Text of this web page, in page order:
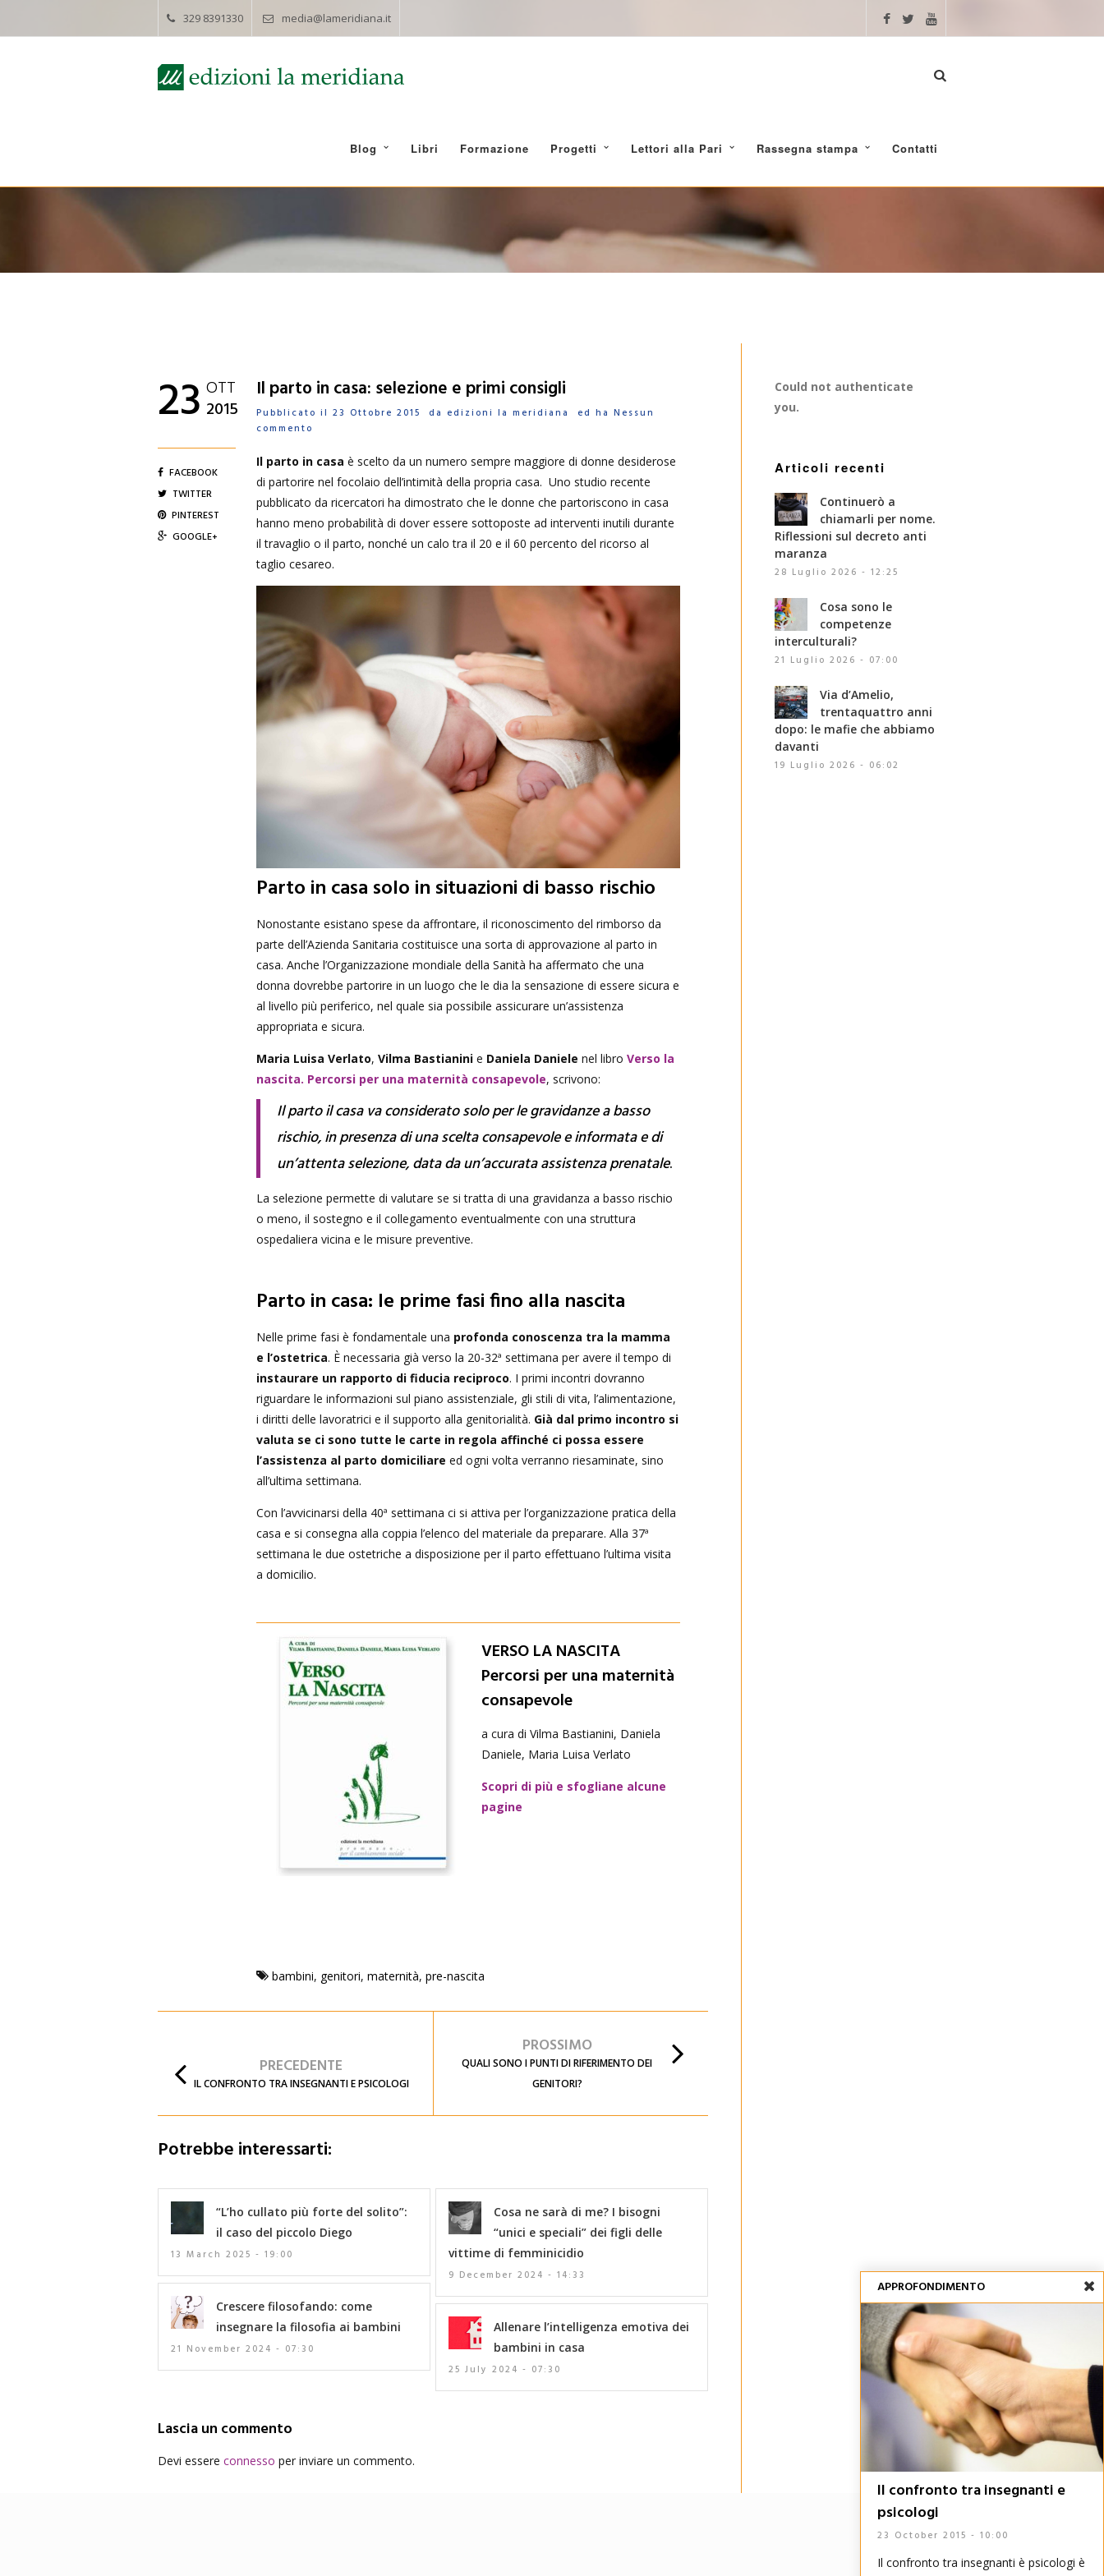
329 8391330 media@lameridiana.it
Blog Libri Formazione Progetti Lettori alla Pari Rassegna stampa Contatti
23 OTT
2015
FACEBOOK
TWITTER
PINTEREST
GOOGLE+
Il parto in casa: selezione e primi consigli
Pubblicato il 23 Ottobre 2015 da edizioni la meridiana ed ha Nessun
commento
Il parto in casa è scelto da un numero sempre maggiore di donne desiderose
di partorire nel focolaio dell’intimità della propria casa. Uno studio recente
pubblicato da ricercatori ha dimostrato che le donne che partoriscono in casa
hanno meno probabilità di dover essere sottoposte ad interventi inutili durante
il travaglio o il parto, nonché un calo tra il 20 e il 60 percento del ricorso al
taglio cesareo.
Parto in casa solo in situazioni di basso rischio
Nonostante esistano spese da affrontare, il riconoscimento del rimborso da
parte dell’Azienda Sanitaria costituisce una sorta di approvazione al parto in
casa. Anche l’Organizzazione mondiale della Sanità ha affermato che una
donna dovrebbe partorire in un luogo che le dia la sensazione di essere sicura e
al livello più periferico, nel quale sia possibile assicurare un’assistenza
appropriata e sicura.
Maria Luisa Verlato, Vilma Bastianini e Daniela Daniele nel libro Verso la
nascita. Percorsi per una maternità consapevole, scrivono:
Il parto il casa va considerato solo per le gravidanze a basso
rischio, in presenza di una scelta consapevole e informata e di
un’attenta selezione, data da un’accurata assistenza prenatale.
La selezione permette di valutare se si tratta di una gravidanza a basso rischio
o meno, il sostegno e il collegamento eventualmente con una struttura
ospedaliera vicina e le misure preventive.
Parto in casa: le prime fasi fino alla nascita
Nelle prime fasi è fondamentale una profonda conoscenza tra la mamma
e l’ostetrica. È necessaria già verso la 20-32ª settimana per avere il tempo di
instaurare un rapporto di fiducia reciproco. I primi incontri dovranno
riguardare le informazioni sul piano assistenziale, gli stili di vita, l’alimentazione,
i diritti delle lavoratrici e il supporto alla genitorialità. Già dal primo incontro si
valuta se ci sono tutte le carte in regola affinché ci possa essere
l’assistenza al parto domiciliare ed ogni volta verranno riesaminate, sino
all’ultima settimana.
Con l’avvicinarsi della 40ª settimana ci si attiva per l’organizzazione pratica della
casa e si consegna alla coppia l’elenco del materiale da preparare. Alla 37ª
settimana le due ostetriche a disposizione per il parto effettuano l’ultima visita
a domicilio.
VERSO LA NASCITA
Percorsi per una maternità
consapevole
a cura di Vilma Bastianini, Daniela
Daniele, Maria Luisa Verlato
Scopri di più e sfogliane alcune
pagine
bambini, genitori, maternità, pre-nascita
PRECEDENTE
IL CONFRONTO TRA INSEGNANTI E PSICOLOGI
PROSSIMO
QUALI SONO I PUNTI DI RIFERIMENTO DEI
GENITORI?
Potrebbe interessarti:
“L’ho cullato più forte del solito”:
il caso del piccolo Diego
13 March 2025 - 19:00
Cosa ne sarà di me? I bisogni
“unici e speciali” dei figli delle
vittime di femminicidio
9 December 2024 - 14:33
Crescere filosofando: come
insegnare la filosofia ai bambini
21 November 2024 - 07:30
Allenare l’intelligenza emotiva dei
bambini in casa
25 July 2024 - 07:30
Lascia un commento
Devi essere connesso per inviare un commento.
Could not authenticate
you.
Articoli recenti
Continuerò a
chiamarli per nome.
Riflessioni sul decreto anti
maranza
28 Luglio 2026 - 12:25
Cosa sono le
competenze
interculturali?
21 Luglio 2026 - 07:00
Via d’Amelio,
trentaquattro anni
dopo: le mafie che abbiamo
davanti
19 Luglio 2026 - 06:02
APPROFONDIMENTO
Il confronto tra insegnanti e
psicologi
23 October 2015 - 10:00
Il confronto tra insegnanti è psicologi è